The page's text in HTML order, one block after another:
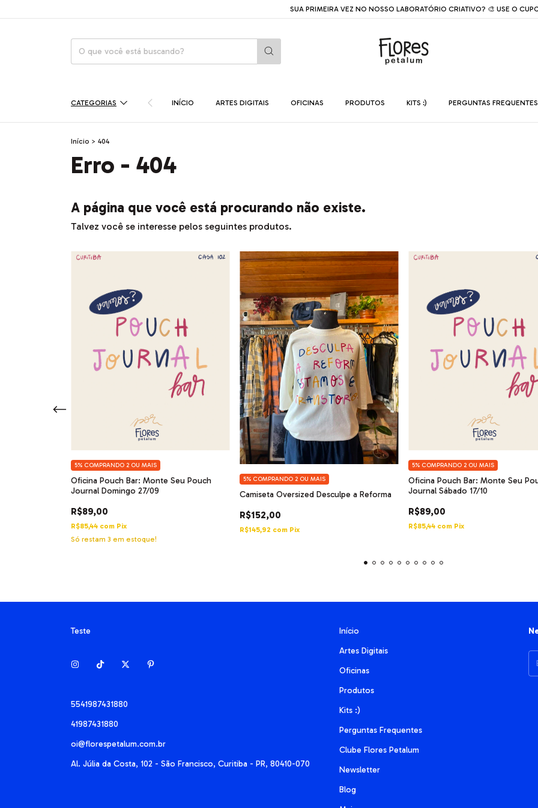
SUA PRIMEIRA VEZ NO NOSSO LABORATÓRIO CRIATIVO? 🎨 USE O
CATEGORIAS INÍCIO ARTES DIGITAIS OFICINAS PRODUTOS KITS :) PERGUNTAS FREQUENTES
Início > 404
Erro - 404
A página que você está procurando não existe.
Talvez você se interesse pelos seguintes produtos.
Oficina Pouch Bar: Monte Seu Pouch
Journal Domingo 27/09
R$89,00
5% COMPRANDO 2 OU MAIS
R$85,44 com Pix
Só restam 3 em estoque!
Camiseta Oversized Desculpe a Reforma
R$152,00
5% COMPRANDO 2 OU MAIS
R$145,92 com Pix
Oficina Pouch Bar: Monte Seu
Journal Sábado 17/10
R$89,00
5% COMPRANDO 2 OU MAIS
R$85,44 com Pix
Teste
5541987431880
41987431880
oi@florespetalum.com.br
Al. Júlia da Costa, 102 - São Francisco, Curitiba - PR, 80410-070
Início
Artes Digitais
Oficinas
Produtos
Kits :)
Perguntas Frequentes
Clube Flores Petalum
Newsletter
Blog